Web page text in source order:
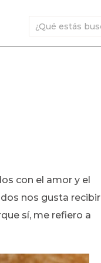
con el amor y el
nos gusta recibir
sí, me refiero a